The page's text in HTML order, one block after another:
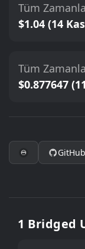
Tüm
$1.04 (14
Tüm
$0.877647
GitHub
1 Bridged